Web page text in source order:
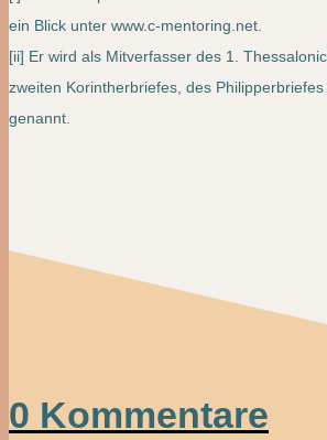
ein Blick unter www.c-mentoring.net.
[ii] Er wird als Mitverfasser des 1.
zweiten Korintherbriefes, des
genannt.
0 Kommentare